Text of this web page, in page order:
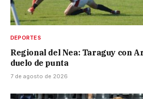
DEPORTES
Regional del Nea: Taraguy con
duelo de punta
7 de agosto de 2026